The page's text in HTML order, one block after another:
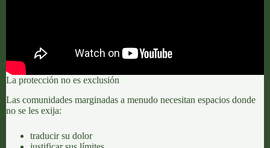
La protección no es exclusión
Las comunidades marginadas a menudo necesitan espacios donde
no se les exija:
traducir su dolor